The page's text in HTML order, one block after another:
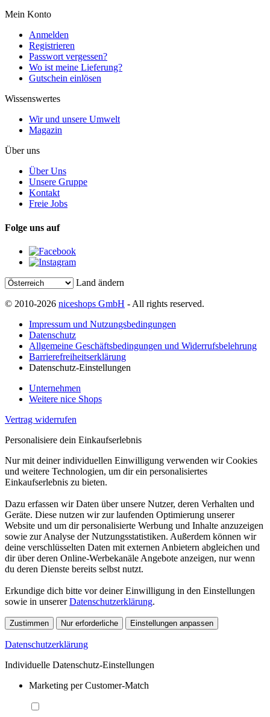
Mein Konto
Anmelden
Registrieren
Passwort vergessen?
Wo ist meine Lieferung?
Gutschein einlösen
Wissenswertes
Wir und unsere Umwelt
Magazin
Über uns
Über Uns
Unsere Gruppe
Kontakt
Freie Jobs
Folge uns auf
Land ändern
© 2010-2026 niceshops GmbH - All rights reserved.
Impressum und Nutzungsbedingungen
Datenschutz
Allgemeine Geschäftsbedingungen und Widerrufsbelehrung
Barrierefreiheitserklärung
Datenschutz-Einstellungen
Unternehmen
Weitere nice Shops
Vertrag widerrufen
Personalisiere dein Einkaufserlebnis
Nur mit deiner individuellen Einwilligung verwenden wir Cookies
und weitere Technologien, um dir ein personalisiertes
Einkaufserlebnis zu bieten.
Dazu erfassen wir Daten über unsere Nutzer, deren Verhalten und
Geräte. Diese nutzen wir zur laufenden Optimierung unserer
Website und um dir personalisierte Werbung und Inhalte anzuzeigen
sowie zur Analyse der Nutzungsstatistiken. Außerdem können wir
deine verschlüsselten Daten mit externen Anbietern abgleichen und
dir über deren Online-Werbekanäle Angebote anzeigen, nur wenn
du deren Dienste bereits selbst nutzt.
Erkundige dich bitte vor deiner Einwilligung in den Einstellungen
sowie in unsererDatenschutzerklärung.
Zustimmen Nur erforderliche Einstellungen anpassen
Datenschutzerklärung
Individuelle Datenschutz-Einstellungen
Marketing per Customer-Match